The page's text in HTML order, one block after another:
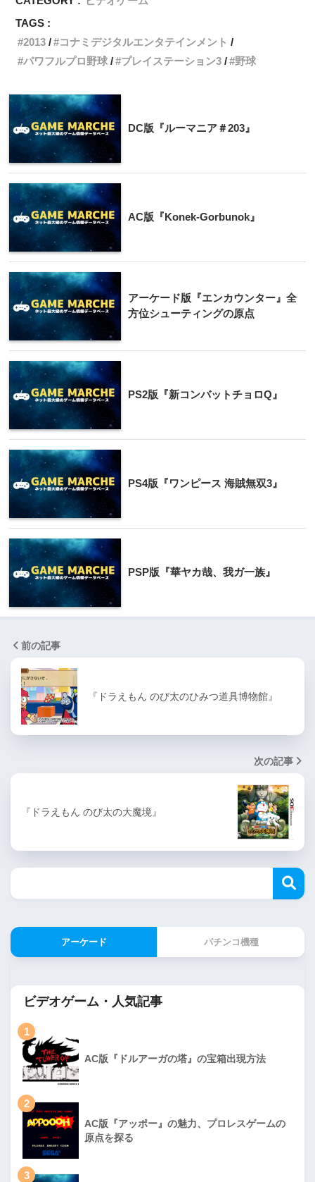
TAGS :
2013
コナミデジタルエンタテインメント
パワフルプロ野球
プレイステーション3 野球
DC版『ルーマニア＃203』
AC版『Konek-Gorbunok』
アーケード版『エンカウンター』全
方位シューティングの原点
PS2版『新コンバットチョロQ』
PS4版『ワンピース 海賊無双3』
PSP版『華ヤカ哉、我ガ一族』
前の記事
『ドラえもん のび太のひみつ道具博物館』
次の記事
『ドラえもん のび太の大魔境』
アーケード パチンコ機種
ビデオゲーム・人気記事
1
AC版『ドルアーガの塔』の宝箱出現方法
2
AC版『アッポー』の魅力、プロレスゲームの
原点を探る
3